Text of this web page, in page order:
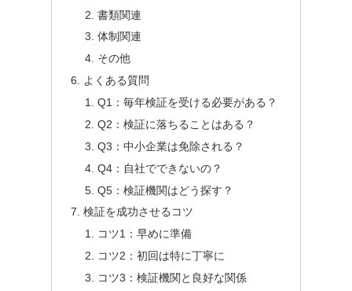
書類関連
体制関連
その他
よくある質問
Q1：毎年検証を受ける必要がある？
Q2：検証に落ちることはある？
Q3：中小企業は免除される？
Q4：自社でできないの？
Q5：検証機関はどう探す？
検証を成功させるコツ
コツ1：早めに準備
コツ2：初回は特に丁寧に
コツ3：検証機関と良好な関係